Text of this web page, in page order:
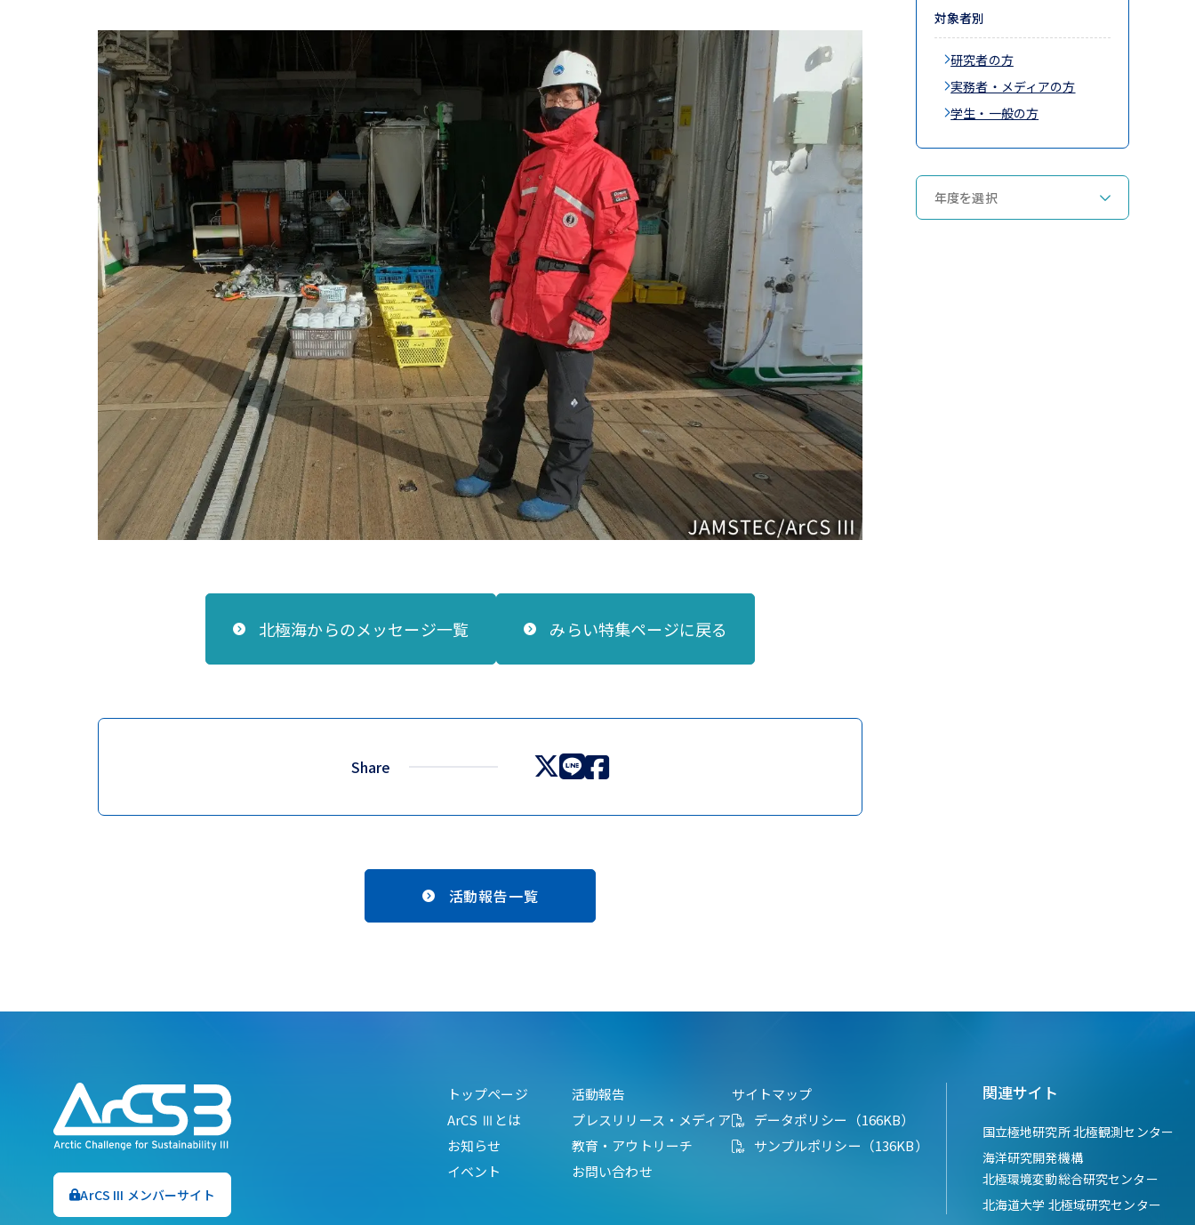
北極海からのメッセージ一覧 みらい特集ページに戻る
Share
活動報告一覧
対象者別
研究者の方
実務者・メディアの方
学生・一般の方
ArCS III メンバーサイト
トップページ
ArCS Ⅲとは
お知らせ
イベント
活動報告
プレスリリース・メディア
教育・アウトリーチ
お問い合わせ
サイトマップ
データポリシー（166KB）
サンプルポリシー（136KB）
関連サイト
国立極地研究所 北極観測センター
海洋研究開発機構
北極環境変動総合研究センター
北海道大学 北極域研究センター